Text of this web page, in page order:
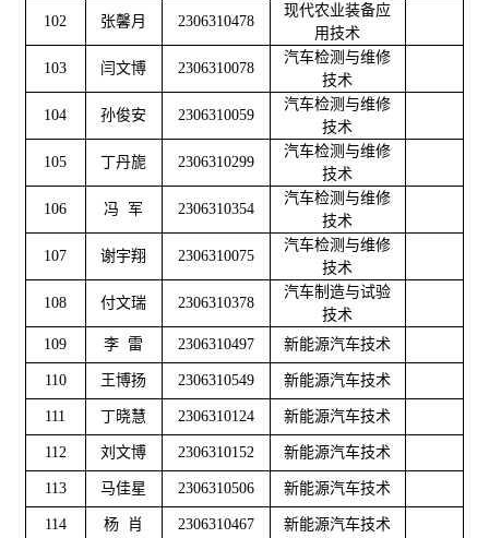
102 张馨月 2306310478
现代农业装备应
用技术
103 闫文博 2306310078
汽车检测与维修
技术
104 孙俊安 2306310059
汽车检测与维修
技术
105 丁丹旎 2306310299
汽车检测与维修
技术
106 冯 军 2306310354
汽车检测与维修
技术
107 谢宇翔 2306310075
汽车检测与维修
技术
108 付文瑞 2306310378
汽车制造与试验
技术
109
李 雷 2306310497 新能源汽车技术
110 王博扬 2306310549 新能源汽车技术
111 丁晓慧 2306310124 新能源汽车技术
112 刘文博 2306310152 新能源汽车技术
113 马佳星 2306310506 新能源汽车技术
114 杨 肖 2306310467 新能源汽车技术